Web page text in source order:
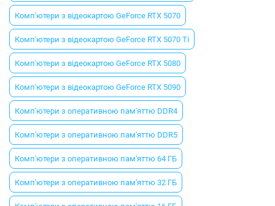
Комп'ютери з відеокартою GeForce RTX 5070
Комп'ютери з відеокартою GeForce RTX 5070 Ti
Комп'ютери з відеокартою GeForce RTX 5080
Комп'ютери з відеокартою GeForce RTX 5090
Комп'ютери з оперативною пам'яттю DDR4
Комп'ютери з оперативною пам'яттю DDR5
Комп'ютери з оперативною пам'яттю 64 ГБ
Комп'ютери з оперативною пам'яттю 32 ГБ